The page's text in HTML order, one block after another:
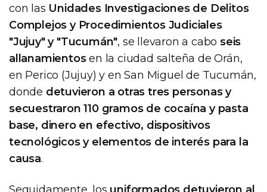
con las Unidades Investigaciones de Delitos
Complejos y Procedimientos Judiciales
"Jujuy" y "Tucumán", se llevaron a caboseis
allanamientosen la ciudad salteña de Orán,
en Perico (Jujuy) y en San Miguel de Tucumán,
donde detuvieron a otras tres personas y
secuestraron 110 gramos de cocaína y pasta
base, dinero en efectivo, dispositivos
tecnológicos y elementos de interés para la
causa.